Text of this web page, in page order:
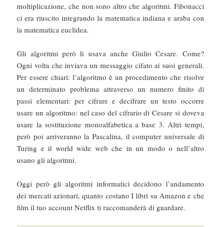
moltiplicazione, che non sono altro che algoritmi. Fibonacci
ci era riuscito integrando la matematica indiana e araba con
la matematica euclidea.
Gli algoritmi però li usava anche Giulio Cesare. Come?
Ogni volta che inviava un messaggio cifato ai suoi generali.
Per essere chiari: l’algoritmo è un procedimento che risolve
un determinato problema attraverso un numero finito di
passi elementari: per cifrare e decifrare un testo occorre
usare un algoritmo: nel caso del cifrario di Cesare si doveva
usare la sostituzione monoalfabetica a base 3. Altri tempi,
però poi arriveranno la Pascalina, il computer universale di
Turing e il world wide web che in un modo o nell’altro
usano gli algoritmi.
Oggi però gli algoritmi informatici decidono l’andamento
dei mercati azionari, quanto costano I libri su Amazon e che
film il tuo account Netflix ti raccomanderà di guardare.